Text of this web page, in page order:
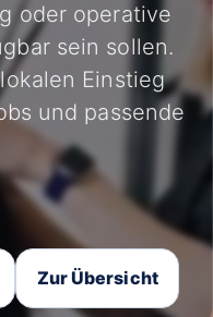
oder operative
sein sollen.
Einstieg
und passende
Zur Übersicht